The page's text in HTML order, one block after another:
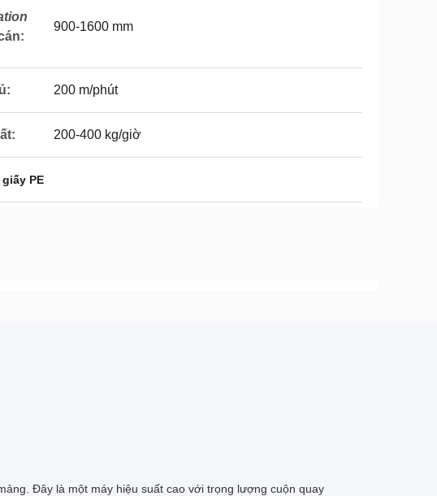
:
900-1600 mm
200 m/phút
200-400 kg/giờ
PE
Đây là một máy hiệu suất cao với trọng lượng cuộn quay